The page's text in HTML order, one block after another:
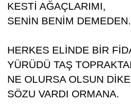
KESTİ AĞAÇLARIMI,
SENİN BENİM DEMEDEN.
HERKES ELİNDE BİR
YÜRÜDÜ TAŞ
NE OLURSA OLSUN
SÖZU VARDI ORMANA.